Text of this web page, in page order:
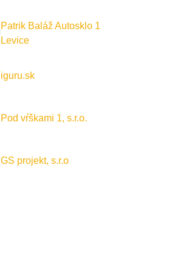
Patrik Baláž Autosklo 1
Levice
iguru.sk
Pod vŕškami 1, s.r.o.
GS projekt, s.r.o